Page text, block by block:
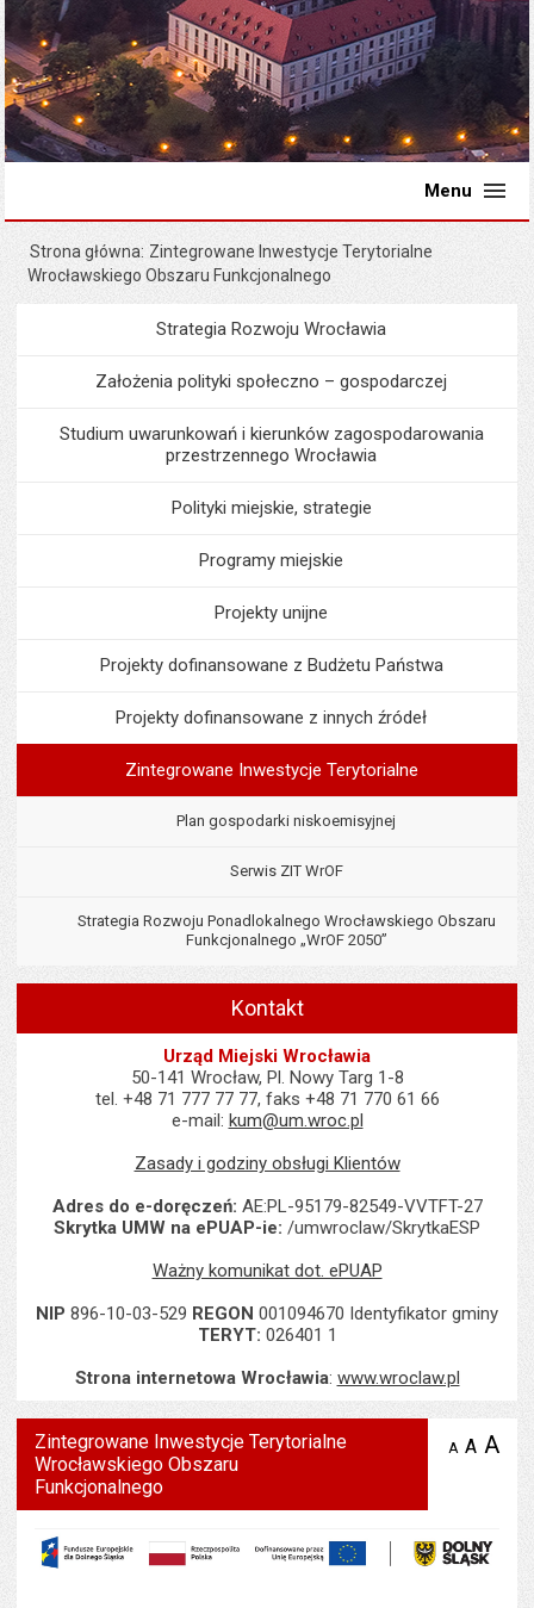
Menu
Strona główna Zintegrowane Inwestycje Terytorialne
Wrocławskiego Obszaru Funkcjonalnego
MenuProgramy i projekty
Strategia Rozwoju Wrocławia
Założenia polityki społeczno – gospodarczej
Studium uwarunkowań i kierunków zagospodarowania
przestrzennego Wrocławia
Polityki miejskie, strategie
Programy miejskie
Projekty unijne
Projekty dofinansowane z Budżetu Państwa
Projekty dofinansowane z innych źródeł
Zintegrowane Inwestycje Terytorialne
Plan gospodarki niskoemisyjnej
Serwis ZIT WrOF
Strategia Rozwoju Ponadlokalnego Wrocławskiego Obszaru
Funkcjonalnego „WrOF 2050”
Kontakt
Urząd Miejski Wrocławia
50-141 Wrocław, Pl. Nowy Targ 1-8
tel. +48 71 777 77 77, faks +48 71 770 61 66
e-mail: kum@um.wroc.pl
Zasady i godziny obsługi Klientów
Adres do e-doręczeń: AE:PL-95179-82549-VVTFT-27
Skrytka UMW na ePUAP-ie: /umwroclaw/SkrytkaESP
Ważny komunikat dot. ePUAP
NIP 896-10-03-529 REGON 001094670 Identyfikator gminy
TERYT: 026401 1
Strona internetowa Wrocławia: www.wroclaw.pl
Zintegrowane Inwestycje Terytorialne
Wrocławskiego Obszaru
Funkcjonalnego
A zmniejsz
A A